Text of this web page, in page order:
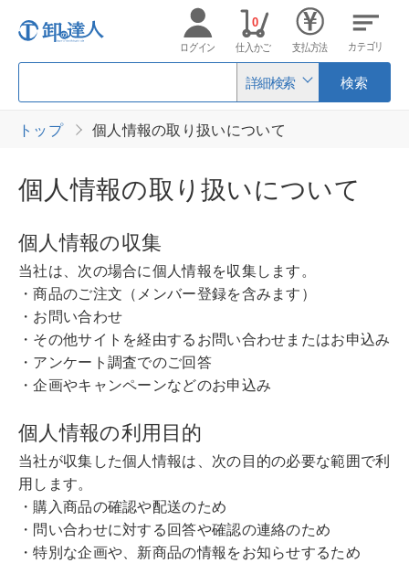
詳細検索 検索
ログイン 仕入かご
0
支払方法 カテゴリ
トップ 個人情報の取り扱いについて
個人情報の取り扱いについて
個人情報の収集
当社は、次の場合に個人情報を収集します。
・商品のご注文（メンバー登録を含みます）
・お問い合わせ
・その他サイトを経由するお問い合わせまたはお申込み
・アンケート調査でのご回答
・企画やキャンペーンなどのお申込み
個人情報の利用目的
当社が収集した個人情報は、次の目的の必要な範囲で利
用します。
・購入商品の確認や配送のため
・問い合わせに対する回答や確認の連絡のため
・特別な企画や、新商品の情報をお知らせするため